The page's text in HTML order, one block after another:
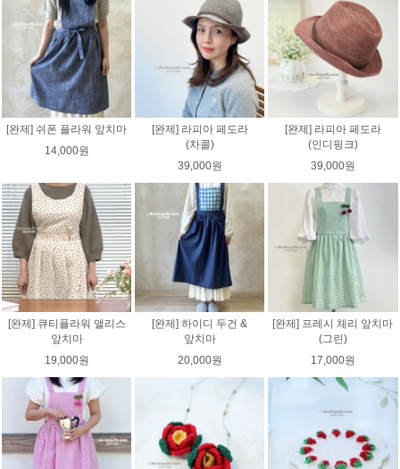
[완제] 쉬폰 플라워 앞치마
14,000원
[완제] 라피아 페도라
(차콜)
39,000원
[완제] 라피아 페도라
(인디핑크)
39,000원
[완제] 큐티플라워 앨리스
앞치마
19,000원
[완제] 하이디 두건 &
앞치마
20,000원
[완제] 프레시 체리 앞치마
(그린)
17,000원